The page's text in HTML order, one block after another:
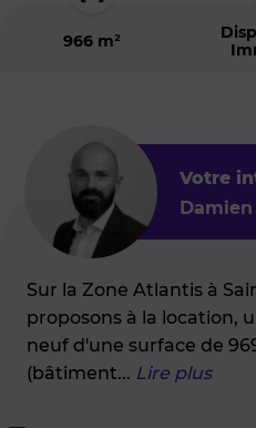
966 m²
Votre
Damien
Sur la Zone Atlantis à
proposons à la location,
neuf d'une surface de
(bâtiment... Lire plus